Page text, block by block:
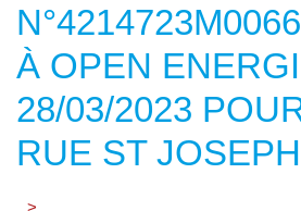
À OPEN
28/03/2023
RUE ST JOSEPH
>